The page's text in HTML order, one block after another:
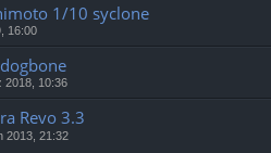
1/10 syclone
16:00
2018, 10:36
Revo 3.3
2013, 21:32